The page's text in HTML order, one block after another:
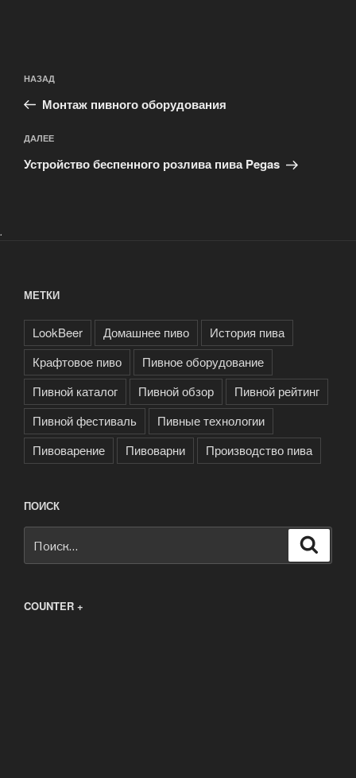
по
записям
Предыдущая
запись:
НАЗАД
Монтаж пивного оборудования
Следующая
запись
ДАЛЕЕ
Устройство беспенного розлива пива Pegas
.
МЕТКИ
LookBeer Домашнее пиво
История пива
Крафтовое пиво
Пивное оборудование
Пивной каталог
Пивной обзор
Пивной рейтинг
Пивной фестиваль
Пивные технологии
Пивоварение
Пивоварни Производство пива
ПОИСК
COUNTER +